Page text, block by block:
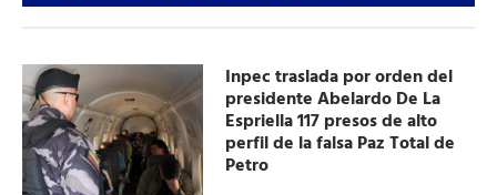
Inpec traslada por orden del
presidente Abelardo De La
Espriella 117 presos de alto
perfil de la falsa Paz Total de
Petro